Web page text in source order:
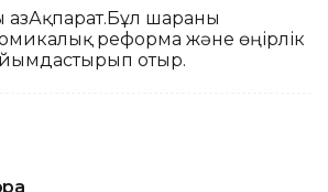
шараны
реформа және өңірлік
отыр.